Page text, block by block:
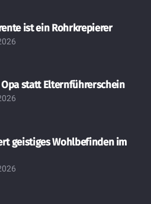
ist ein Rohrkrepierer
statt Elternführerschein
geistiges Wohlbefinden im